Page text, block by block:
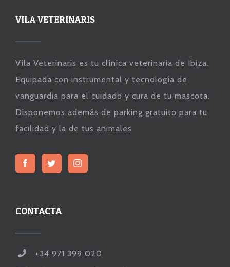
VILA VETERINARIS
Vila Veterinaris es tu clínica veterinaria de Ibiza.
Equipada con instrumental y tecnología de
vanguardia para el cuidado y cura de tu mascota.
Disponemos además de parking gratuito para tu
facilidad y la de tus animales
CONTACTA
+34 971 399 020